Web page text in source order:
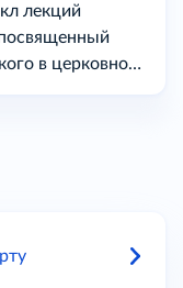
лекций
в церковном